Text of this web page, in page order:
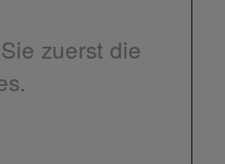
zuerst die